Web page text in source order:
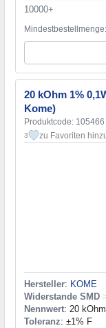
10000+
20 kOhm 1%
Kome)
Produktcode: 105466
3 zu Favoriten
Hersteller: KOME
Widerstande SMD
Nennwert: 20 kOhm
Toleranz: ±1% F